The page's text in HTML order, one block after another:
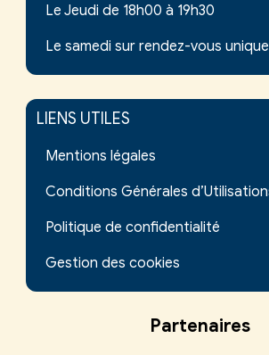
Le Jeudi de 18h00 à 19h30
Le samedi sur rendez-vous
LIENS UTILES
Mentions légales
Conditions Générales
Politique de confidentialité
Gestion des cookies
Partenaires